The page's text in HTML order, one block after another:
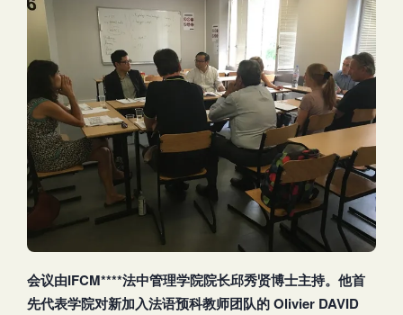
会议由IFCM****法中管理学院院长邱秀贤博士主持。他首
先代表学院对新加入法语预科教师团队的 Olivier DAVID